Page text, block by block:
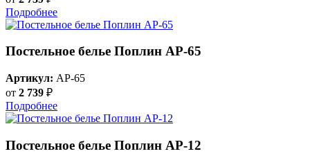
Подробнее
Постельное белье Поплин AP-65
Артикул: AP-65
от 2 739 ₽
Подробнее
Постельное белье Поплин AP-12